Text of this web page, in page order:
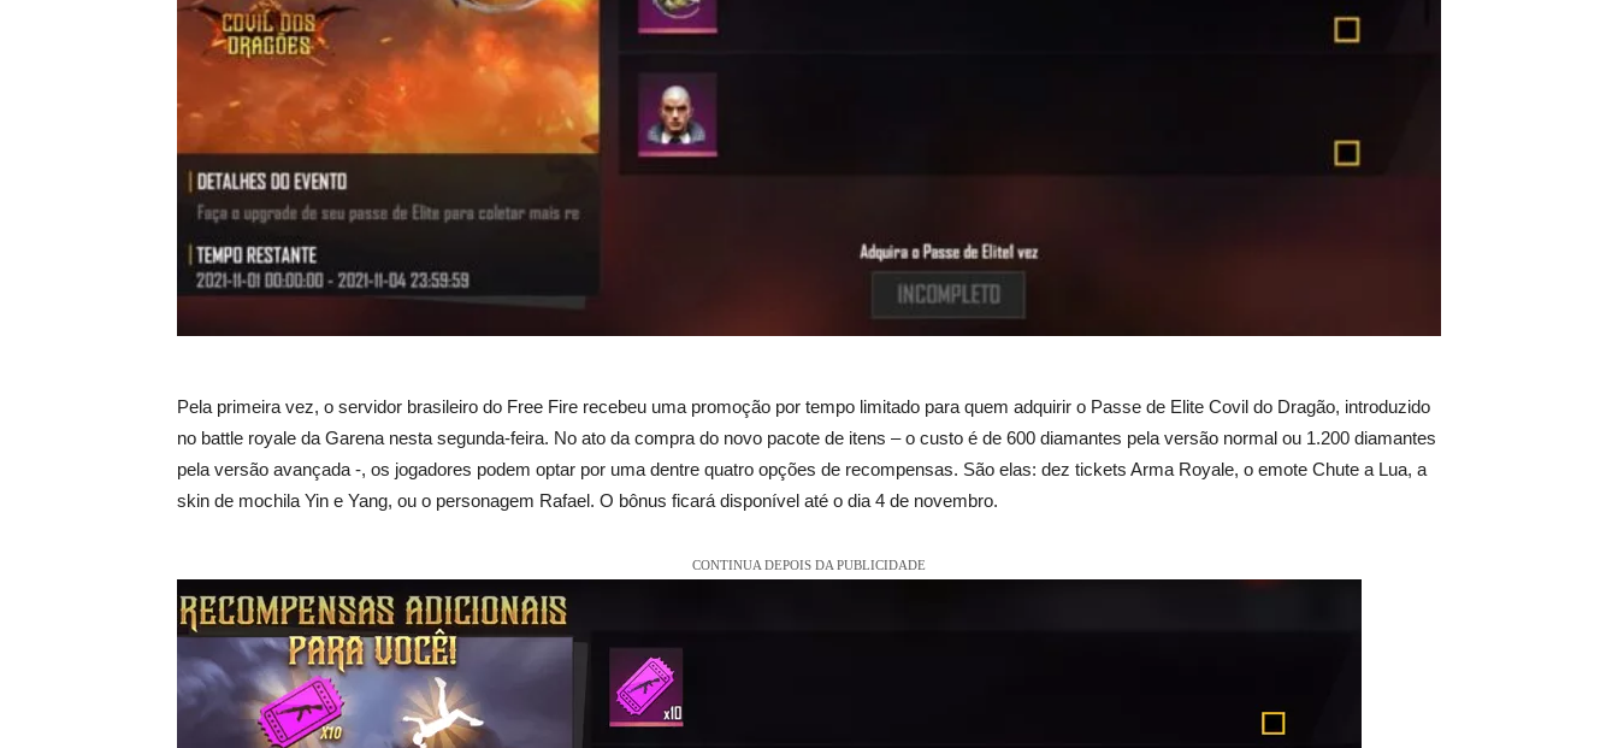
Pela primeira vez, o servidor brasileiro do Free Fire recebeu uma promoção por tempo limitado para quem adquirir o Passe de Elite Covil do Dragão, introduzido
no battle royale da Garena nesta segunda-feira. No ato da compra do novo pacote de itens – o custo é de 600 diamantes pela versão normal ou 1.200 diamantes
pela versão avançada -, os jogadores podem optar por uma dentre quatro opções de recompensas. São elas: dez tickets Arma Royale, o emote Chute a Lua, a
skin de mochila Yin e Yang, ou o personagem Rafael. O bônus ficará disponível até o dia 4 de novembro.
CONTINUA DEPOIS DA PUBLICIDADE